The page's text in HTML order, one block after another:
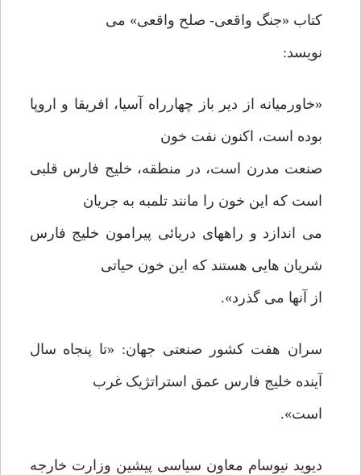
کتاب «جنگ واقعی- صلح واقعی» می
نویسد:
«خاورمیانه از دیر باز چهارراه آسیا، افریقا و اروپا
بوده است، اکنون نفت خون
صنعت مدرن است، در منطقه، خلیج فارس قلبی
است که این خون را مانند تلمبه به جریان
می اندازد و راههای دریائی پیرامون خلیج فارس
شریان هایی هستند که این خون حیاتی
از آنها می گذرد».
سران هفت کشور صنعتی جهان: «تا پنجاه سال
آینده خلیج فارس عمق استراتژیک غرب
است».
دیوید نیوسام معاون سیاسی پیشین وزارت خارجه